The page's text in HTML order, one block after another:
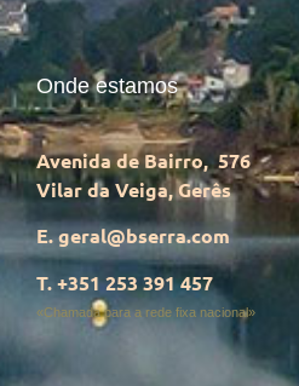
Onde estamos
Avenida de Bairro, 576
Vilar da Veiga, Gerês
E. geral@bserra.com
T. +351 253 391 457
«Chamada para a rede fixa nacional»